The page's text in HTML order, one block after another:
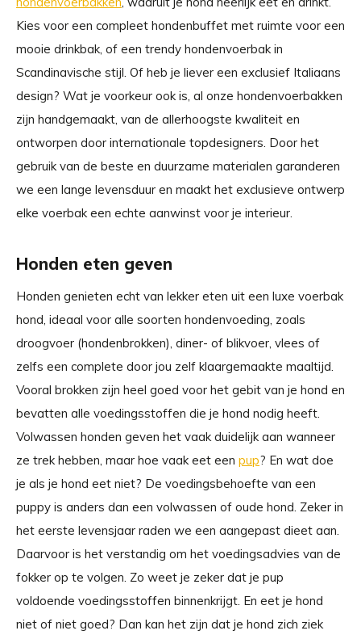
Kies voor een compleet hondenbuffet met ruimte voor een
mooie drinkbak, of een trendy hondenvoerbak in
Scandinavische stijl. Of heb je liever een exclusief Italiaans
design? Wat je voorkeur ook is, al onze hondenvoerbakken
zijn handgemaakt, van de allerhoogste kwaliteit en
ontworpen door internationale topdesigners. Door het
gebruik van de beste en duurzame materialen garanderen
we een lange levensduur en maakt het exclusieve ontwerp
elke voerbak een echte aanwinst voor je interieur.
Honden eten geven
Honden genieten echt van lekker eten uit een luxe voerbak
hond, ideaal voor alle soorten hondenvoeding, zoals
droogvoer (hondenbrokken), diner- of blikvoer, vlees of
zelfs een complete door jou zelf klaargemaakte maaltijd.
Vooral brokken zijn heel goed voor het gebit van je hond en
bevatten alle voedingsstoffen die je hond nodig heeft.
Volwassen honden geven het vaak duidelijk aan wanneer
ze trek hebben, maar hoe vaak eet een pup? En wat doe
je als je hond eet niet? De voedingsbehoefte van een
puppy is anders dan een volwassen of oude hond. Zeker in
het eerste levensjaar raden we een aangepast dieet aan.
Daarvoor is het verstandig om het voedingsadvies van de
fokker op te volgen. Zo weet je zeker dat je pup
voldoende voedingsstoffen binnenkrijgt. En eet je hond
niet of niet goed? Dan kan het zijn dat je hond zich ziek